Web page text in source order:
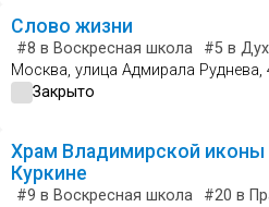
Слово жизни
#8 в Воскресная школа #5 в
Москва, улица Адмирала Руднева,
Закрыто
Храм Владимирской
Куркине
#9 в Воскресная школа #20 в